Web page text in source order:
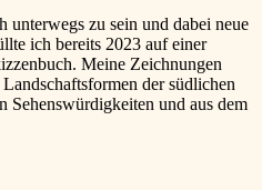
unterwegs zu sein und dabei neue
ich bereits 2023 auf einer
Meine Zeichnungen
der südlichen
Sehenswürdigkeiten und aus dem